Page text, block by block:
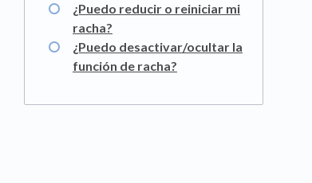
¿Puedo reducir o reiniciar mi
racha?
¿Puedo desactivar/ocultar la
función de racha?